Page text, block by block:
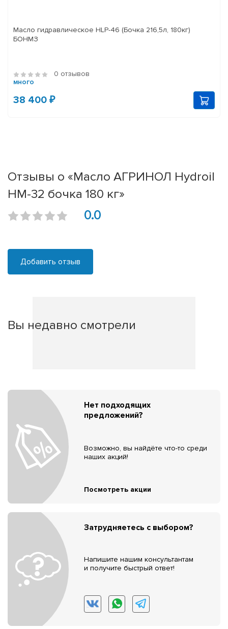
Масло гидравлическое HLP-46 (Бочка 216,5л, 180кг)
БОНМЗ
0 отзывов
много
38 400 ₽
Отзывы о «Масло АГРИНОЛ Hydroil
HM-32 бочка 180 кг»
0.0
Добавить отзыв
Вы недавно смотрели
Нет подходящих
предложений?
Возможно, вы найдёте что-то среди
наших акций!
Посмотреть акции
Затрудняетесь с выбором?
Напишите нашим консультантам
и получите быстрый ответ!